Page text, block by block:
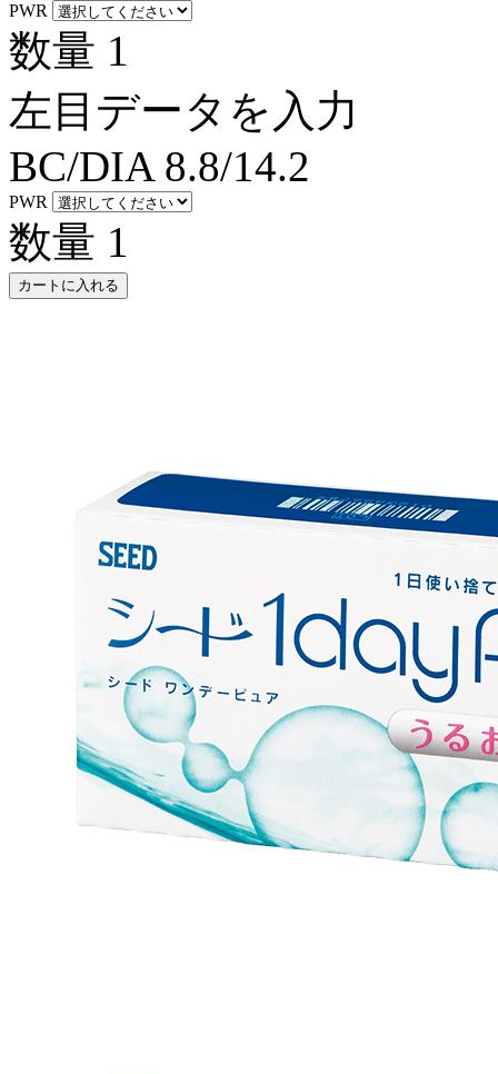
PWR
数量 1
左目データを入力
BC/DIA 8.8/14.2
PWR
数量 1
カートに入れる